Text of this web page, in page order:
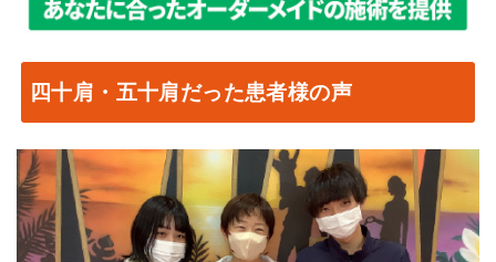
四十肩・五十肩だった患者様の声